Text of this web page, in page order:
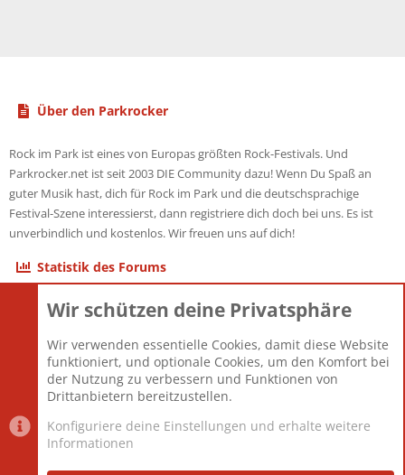
Über den Parkrocker
Rock im Park ist eines von Europas größten Rock-Festivals. Und
Parkrocker.net ist seit 2003 DIE Community dazu! Wenn Du Spaß an
guter Musik hast, dich für Rock im Park und die deutschsprachige
Festival-Szene interessierst, dann registriere dich doch bei uns. Es ist
unverbindlich und kostenlos. Wir freuen uns auf dich!
Statistik des Forums
Themen
Mitglieder
12.425
Neuestes Mitglied
Toddster85
Wir schützen deine Privatsphäre
Wir verwenden essentielle Cookies, damit diese Website
funktioniert, und optionale Cookies, um den Komfort bei
der Nutzung zu verbessern und Funktionen von
Drittanbietern bereitzustellen.
Konfiguriere deine Einstellungen und erhalte weitere
Informationen